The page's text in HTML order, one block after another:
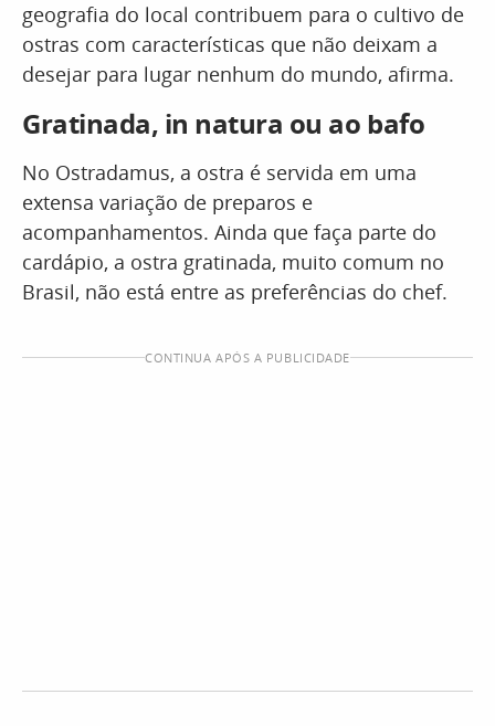
geografia do local contribuem para o cultivo de
ostras com características que não deixam a
desejar para lugar nenhum do mundo, afirma.
Gratinada, in natura ou ao bafo
No Ostradamus, a ostra é servida em uma
extensa variação de preparos e
acompanhamentos. Ainda que faça parte do
cardápio, a ostra gratinada, muito comum no
Brasil, não está entre as preferências do chef.
CONTINUA APÓS A PUBLICIDADE